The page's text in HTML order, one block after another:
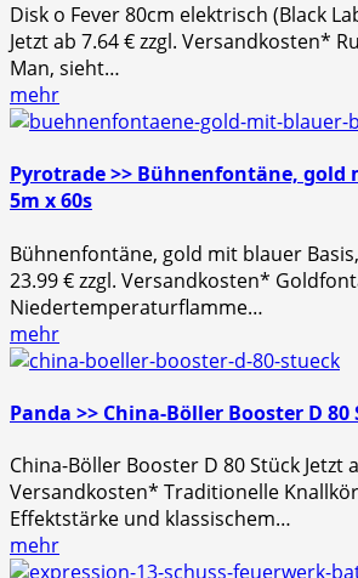
Disk o Fever 80cm elektrisch (Black
Jetzt ab 7.64 € zzgl. Versandkosten*
Man, sieht…
mehr
Pyrotrade >> Bühnenfontäne, gold
5m x 60s
Bühnenfontäne, gold mit blauer
23.99 € zzgl. Versandkosten*
Niedertemperaturflamme…
mehr
Panda >> China-Böller Booster D 80
China-Böller Booster D 80 Stück Jetzt
Versandkosten* Traditionelle
Effektstärke und klassischem…
mehr